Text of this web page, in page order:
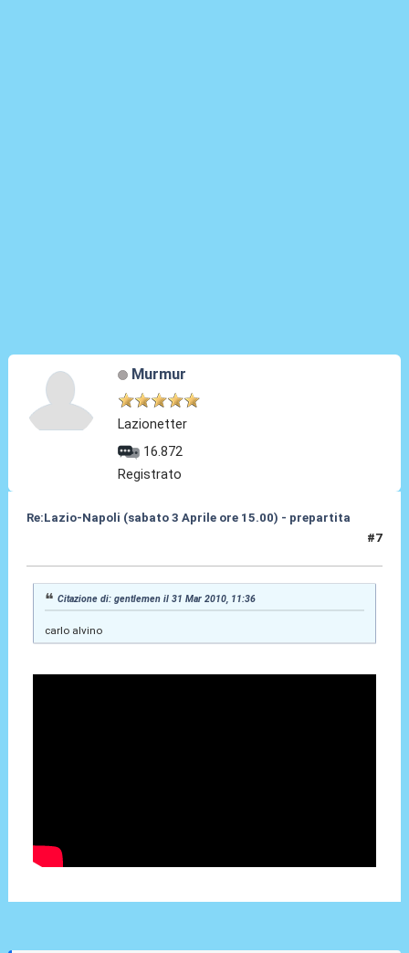
Murmur
Lazionetter
16.872
Registrato
Re:Lazio-Napoli (sabato 3 Aprile ore 15.00) - prepartita
#7
Citazione di: gentlemen il 31 Mar 2010, 11:36
carlo alvino